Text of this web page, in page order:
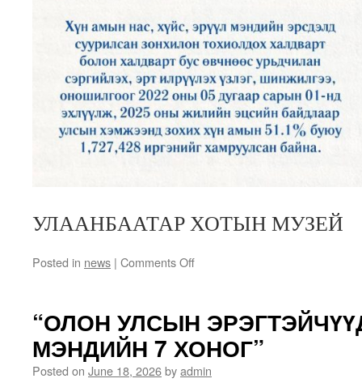
УЛААНБААТАР ХОТЫН МУЗЕЙ
Posted in news | Comments Offon
ЧУХАЛ
“ОЛОН УЛСЫН
МЭНДИЙН 7 ХОНОГ”
Posted on June 18, 2026byadmin